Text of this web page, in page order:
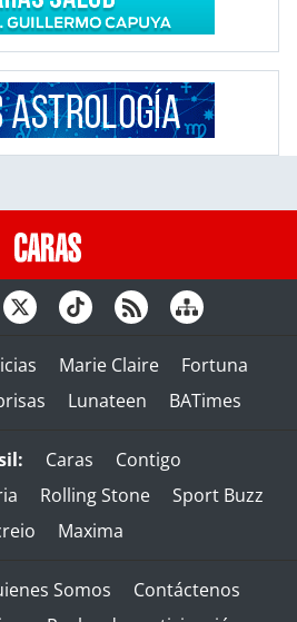
Marie Claire
Fortuna
Lunateen BATimes
Caras
Contigo
Rolling Stone
Sport Buzz
Maxima
Somos
Contáctenos